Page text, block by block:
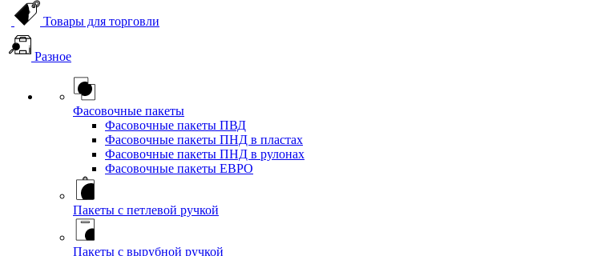
Товары для торговли
Разное
Фасовочные пакеты
Фасовочные пакеты ПВД
Фасовочные пакеты ПНД в пластах
Фасовочные пакеты ПНД в рулонах
Фасовочные пакеты ЕВРО
Пакеты с петлевой ручкой
Пакеты с вырубной ручкой